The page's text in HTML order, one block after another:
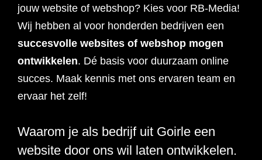
Website ontwikkeling
Website ontwikkeling
Website laten maken
Webdesign bureau
Webshop ontwikkeling
Webshop laten maken
Carerix website
Vastgoed websites
Branding & Strategie
Branding
Doelgroep analyse
Online marketing
strategie
Online marketing
Online marketing
bureau
SEO
Website inzicht
Over ons
jouw website of webshop? Kies voor RB-Media!
Wij hebben al voor honderden bedrijven een
succesvolle websites of webshop mogen
ontwikkelen. Dé basis voor duurzaam online
succes. Maak kennis met ons ervaren team en
ervaar het zelf!
Waarom je als bedrijf uit Goirle een
website door ons wil laten ontwikkelen.